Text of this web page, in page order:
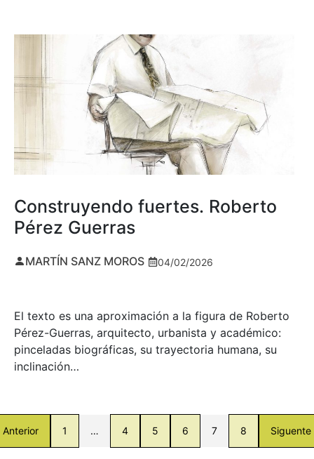
Construyendo fuertes. Roberto
Pérez Guerras
MARTÍN SANZ MOROS 04/02/2026
El texto es una aproximación a la figura de Roberto
Pérez-Guerras, arquitecto, urbanista y académico:
pinceladas biográficas, su trayectoria humana, su
inclinación…
Anterior 1 … 4 5 6 7 8 Siguente